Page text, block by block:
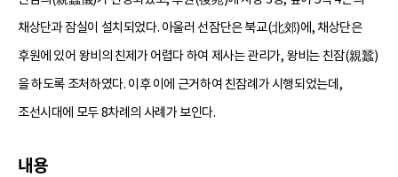
채상단과 잠실이 설치되었다. 아울러 선잠단은 북교(北郊)에, 채상단은
후원에 있어 왕비의 친제가 어렵다 하여 제사는 관리가, 왕비는 친잠(親蠶)
을 하도록 조처하였다. 이후 이에 근거하여 친잠례가 시행되었는데,
조선시대에 모두 8차례의 사례가 보인다.
내용